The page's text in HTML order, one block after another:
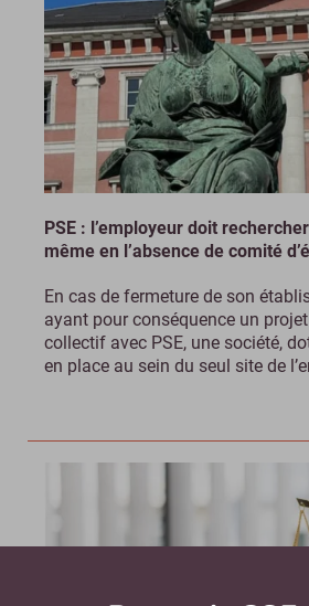
PSE : l’employeur doit
même en l’absence de comité
En cas de fermeture de son
ayant pour conséquence un
collectif avec PSE, une société,
en place au sein du seul site de